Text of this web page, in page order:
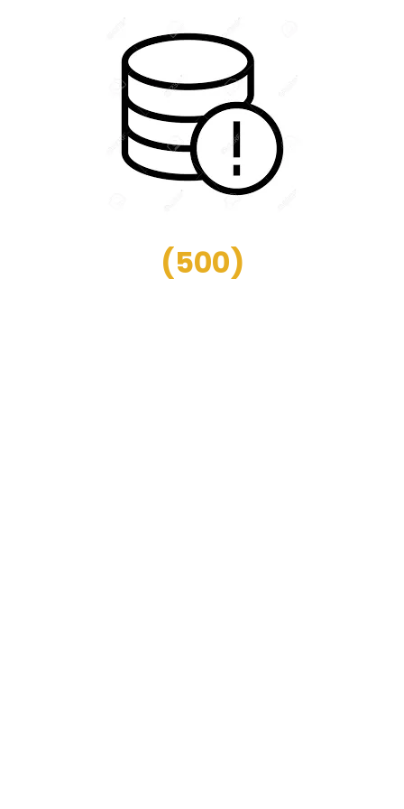
(500)